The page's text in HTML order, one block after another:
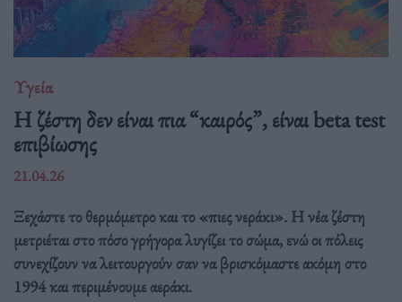
Υγεία
Η ζέστη δεν είναι πια “καιρός”, είναι beta test
επιβίωσης
21.04.26
Ξεχάστε το θερμόμετρο και το «πιες νεράκι». Η νέα ζέστη
μετριέται στο πόσο γρήγορα λυγίζει το σώμα, ενώ οι πόλεις
συνεχίζουν να λειτουργούν σαν να βρισκόμαστε ακόμη στο
1994 και περιμένουμε αεράκι.